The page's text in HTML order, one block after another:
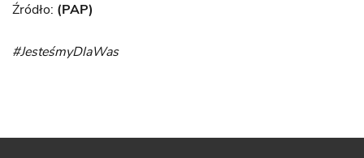
Źródło: (PAP)
#JesteśmyDlaWas